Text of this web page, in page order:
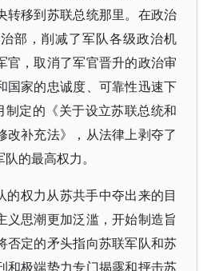
转移到苏联总统那里。在政治
部，削减了军队各级政治机
官，取消了军官晋升的政治审
国家的忠诚度、可靠性迅速下
定的《关于设立苏联总统和
改补充法》，从法律上剥夺了
的最高权力。
的权力从苏共手中夺出来的目
义思潮更加泛滥，开始制造旨
否定的矛头指向苏联军队和苏
和极端势力专门揭露和抨击苏